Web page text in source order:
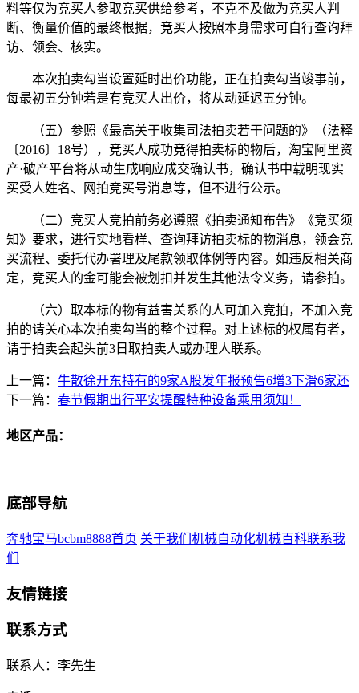
料等仅为竞买人参取竞买供给参考，不克不及做为竞买人判
断、衡量价值的最终根据，竞买人按照本身需求可自行查询拜
访、领会、核实。
本次拍卖勾当设置延时出价功能，正在拍卖勾当竣事前，
每最初五分钟若是有竞买人出价，将从动延迟五分钟。
（五）参照《最高关于收集司法拍卖若干问题的》（法释
〔2016〕18号），竞买人成功竞得拍卖标的物后，淘宝阿里资
产·破产平台将从动生成响应成交确认书，确认书中载明现实
买受人姓名、网拍竞买号消息等，但不进行公示。
（二）竞买人竞拍前务必遵照《拍卖通知布告》《竞买须
知》要求，进行实地看样、查询拜访拍卖标的物消息，领会竞
买流程、委托代办署理及尾款领取体例等内容。如违反相关商
定，竞买人的金可能会被划扣并发生其他法令义务，请参拍。
（六）取本标的物有益害关系的人可加入竞拍，不加入竞
拍的请关心本次拍卖勾当的整个过程。对上述标的权属有者，
请于拍卖会起头前3日取拍卖人或办理人联系。
上一篇： 牛散徐开东持有的9家A股发年报预告6增3下滑6家还
下一篇： 春节假期出行平安提醒特种设备乘用须知！
地区产品：
底部导航
奔驰宝马bcbm8888首页 关于我们 机械自动化机械百科联系我
们
友情链接
联系方式
联系人：李先生